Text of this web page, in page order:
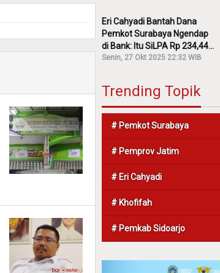
Eri Cahyadi Bantah Dana
Pemkot Surabaya Ngendap
di Bank: Itu SiLPA Rp 234,44
M!
Senin, 27 Okt 2025 22:32 WIB
Trending Topik
# Pemkot Surabaya
# Pemprov Jatim
# Eri Cahyadi
# Khofifah
# Pemkab Sidoarjo